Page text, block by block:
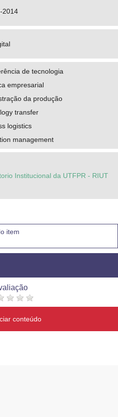
2014
de tecnologia
empresarial
da produção
transfer
logistics
management
Institucional da UTFPR - RIUT
item
conteúdo